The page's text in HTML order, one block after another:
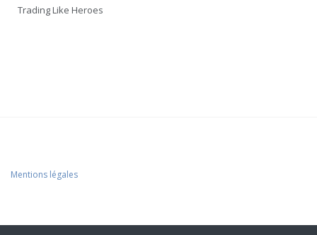
Trading Like Heroes
Mentions légales